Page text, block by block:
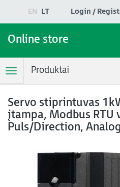
EN LT Login /
Online store
ToggleProduktai
Servo stiprintuvas
įtampa, Modbus RTU
Puls/Direction,